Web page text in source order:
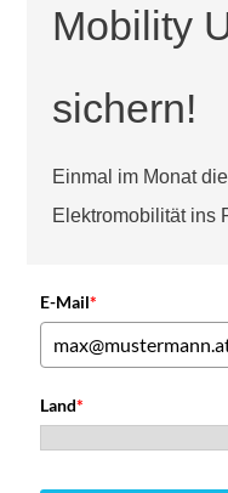
Mobility
sichern!
Einmal im Monat
Elektromobilität ins
E-Mail*
Land*